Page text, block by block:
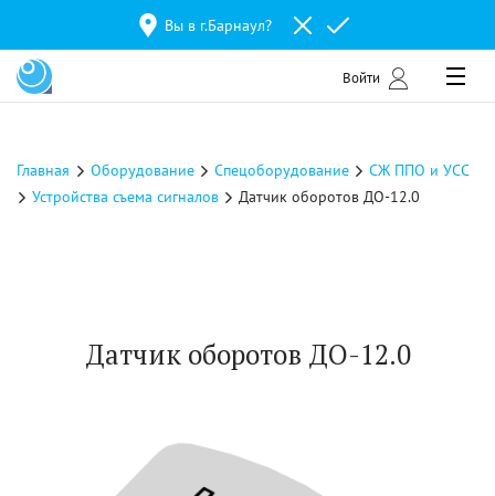
Вы в г.Барнаул?
Войти
Главная Оборудование Спецоборудование
СЖ ППО и УСС
Устройства съема сигналов
Датчик оборотов ДО-12.0
Датчик оборотов ДО-12.0